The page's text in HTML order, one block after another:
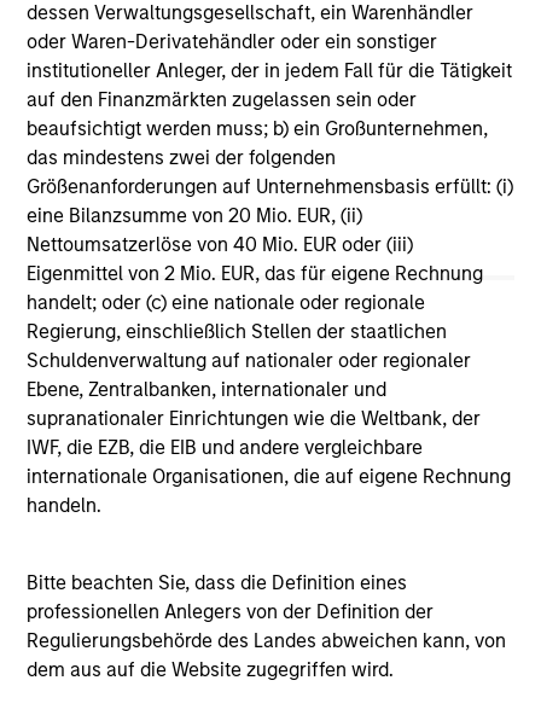
dessen Verwaltungsgesellschaft, ein Warenhändler
oder Waren-Derivatehändler oder ein sonstiger
institutioneller Anleger, der in jedem Fall für die Tätigkeit
auf den Finanzmärkten zugelassen sein oder
beaufsichtigt werden muss; b) ein Großunternehmen,
das mindestens zwei der folgenden
Größenanforderungen auf Unternehmensbasis erfüllt: (i)
eine Bilanzsumme von 20 Mio. EUR, (ii)
Nettoumsatzerlöse von 40 Mio. EUR oder (iii)
Eigenmittel von 2 Mio. EUR, das für eigene Rechnung
handelt; oder (c) eine nationale oder regionale
Regierung, einschließlich Stellen der staatlichen
Schuldenverwaltung auf nationaler oder regionaler
Ebene, Zentralbanken, internationaler und
supranationaler Einrichtungen wie die Weltbank, der
IWF, die EZB, die EIB und andere vergleichbare
internationale Organisationen, die auf eigene Rechnung
handeln.
Bitte beachten Sie, dass die Definition eines
professionellen Anlegers von der Definition der
Regulierungsbehörde des Landes abweichen kann, von
dem aus auf die Website zugegriffen wird.
DasMorningstar Rating™(Sterne-Rating) für Fonds wird
für Vermögensverwaltungsprodukte (wie Investmentfonds,
Variable-Annuity- und Variable-Life-Unterkonten (variable
Renten- und Lebensversicherung), börsennotierte Fonds,
geschlossene Fonds und separate Konten) berechnet, die
seit mindestens drei Jahren existieren. Börsennotierte
Fonds und offene Investmentfonds werden zu
Vergleichszwecken zu einer Kategorie zusammengefasst.
Das Rating wird anhand der Morningstar Risk-Adjusted
Return (MRAR) berechnet, eine Kennzahl, die die
Schwankungen der monatlichen Überschussrendite eines
verwalteten Produkts berücksichtigt. Dabei wird
besonderes Gewicht auf die negativen
Performanceschwankungen und eine beständige
Wertentwicklung gelegt. Die besten 10% der Produkte in
jeder Kategorie erhalten 5 Sterne, die nächsten 22,5% 4
Sterne, die nächsten 35% 3 Sterne, die nächsten 22,5% 2
Sterne und die unteren 10% 1 Stern. Das Morningstar-
Gesamtrating für ein verwaltetes Produkt ergibt sich aus
dem gewichteten Durchschnitt der Morningstar-Ratings
über drei, fünf und zehn Jahre (sofern vorhanden). Die
Gewichtungen sind: 100% Drei-Jahres-Rating für
119 Monaten und 50% Zehn-Jahres-Rating/30% Fünf-
Jahres-Rating/20% Drei-Jahres-Rating für Gesamtrenditen
von mindestens 120 Monaten. Zwar scheint die Formel für
das Zehn-Jahres-Gesamtrating den Zehn-Jahres-Zeitraum
am stärksten zu gewichten, jedoch wirkt sich der jüngste